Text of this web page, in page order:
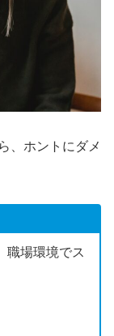
、ホントにダメ
職場環境でス